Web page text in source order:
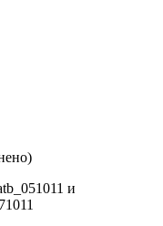
и